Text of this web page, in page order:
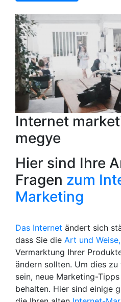
Internet
megye
Hier sind Ihre
Fragen zum
Marketing
Das Internet ändert sich
dass Sie die Art und Weise,
Vermarktung Ihrer
ändern sollten. Um dies
sein, neue Marketing-
behalten. Hier sind einige